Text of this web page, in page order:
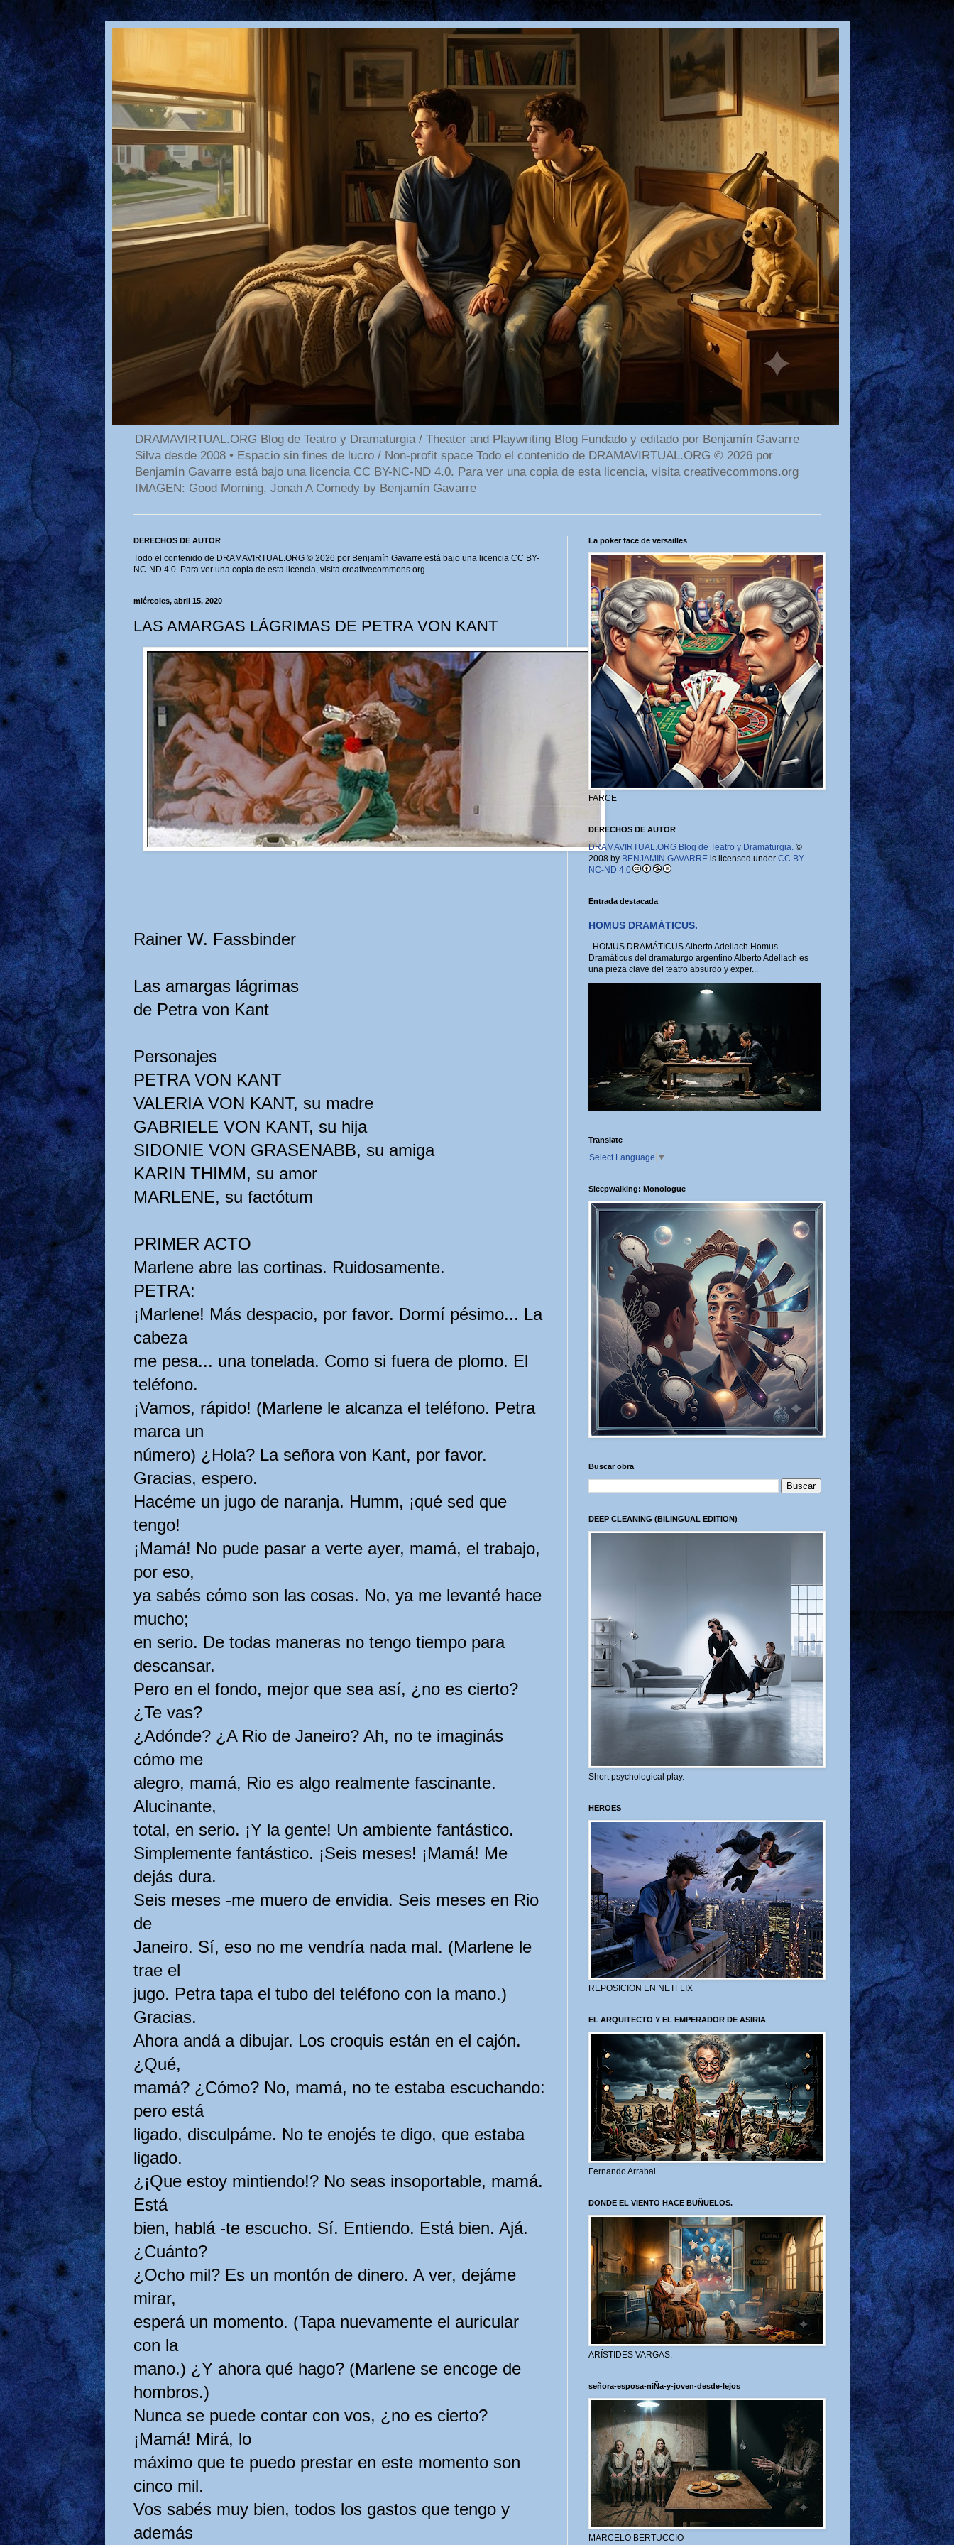
DRAMAVIRTUAL.ORG Blog de Teatro y Dramaturgia / Theater and Playwriting Blog Fundado y editado por Benjamín Gavarre
Silva desde 2008 • Espacio sin fines de lucro / Non-profit space Todo el contenido de DRAMAVIRTUAL.ORG © 2026 por
Benjamín Gavarre está bajo una licencia CC BY-NC-ND 4.0. Para ver una copia de esta licencia, visita creativecommons.org
IMAGEN: Good Morning, Jonah A Comedy by Benjamín Gavarre
DERECHOS DE AUTOR
Todo el contenido de DRAMAVIRTUAL.ORG © 2026 por Benjamín Gavarre está bajo una licencia CC BY-
NC-ND 4.0. Para ver una copia de esta licencia, visita creativecommons.org
miércoles, abril 15, 2020
LAS AMARGAS LÁGRIMAS DE PETRA VON KANT
Rainer W. Fassbinder
Las amargas lágrimas
de Petra von Kant
Personajes
PETRA VON KANT
VALERIA VON KANT, su madre
GABRIELE VON KANT, su hija
SIDONIE VON GRASENABB, su amiga
KARIN THIMM, su amor
MARLENE, su factótum
PRIMER ACTO
Marlene abre las cortinas. Ruidosamente.
PETRA:
¡Marlene! Más despacio, por favor. Dormí pésimo... La
cabeza
me pesa... una tonelada. Como si fuera de plomo. El
teléfono.
¡Vamos, rápido! (Marlene le alcanza el teléfono. Petra
marca un
número) ¿Hola? La señora von Kant, por favor.
Gracias, espero.
Hacéme un jugo de naranja. Humm, ¡qué sed que
tengo!
¡Mamá! No pude pasar a verte ayer, mamá, el trabajo,
por eso,
ya sabés cómo son las cosas. No, ya me levanté hace
mucho;
en serio. De todas maneras no tengo tiempo para
descansar.
Pero en el fondo, mejor que sea así, ¿no es cierto?
¿Te vas?
¿Adónde? ¿A Rio de Janeiro? Ah, no te imaginás
cómo me
alegro, mamá, Rio es algo realmente fascinante.
Alucinante,
total, en serio. ¡Y la gente! Un ambiente fantástico.
Simplemente fantástico. ¡Seis meses! ¡Mamá! Me
dejás dura.
Seis meses -me muero de envidia. Seis meses en Rio
de
Janeiro. Sí, eso no me vendría nada mal. (Marlene le
trae el
jugo. Petra tapa el tubo del teléfono con la mano.)
Gracias.
Ahora andá a dibujar. Los croquis están en el cajón.
¿Qué,
mamá? ¿Cómo? No, mamá, no te estaba escuchando:
pero está
ligado, disculpáme. No te enojés te digo, que estaba
ligado.
¿¡Que estoy mintiendo!? No seas insoportable, mamá.
Está
bien, hablá -te escucho. Sí. Entiendo. Está bien. Ajá.
¿Cuánto?
¿Ocho mil? Es un montón de dinero. A ver, dejáme
mirar,
esperá un momento. (Tapa nuevamente el auricular
con la
mano.) ¿Y ahora qué hago? (Marlene se encoge de
hombros.)
Nunca se puede contar con vos, ¿no es cierto?
¡Mamá! Mirá, lo
máximo que te puedo prestar en este momento son
cinco mil.
Vos sabés muy bien, todos los gastos que tengo y
además
La poker face de versailles
FARCE
DERECHOS DE AUTOR
DRAMAVIRTUAL.ORG Blog de Teatro y Dramaturgia.©
2008 by BENJAMIN GAVARREis licensed under CC BY-
NC-ND 4.0
Entrada destacada
HOMUS DRAMÁTICUS.
HOMUS DRAMÁTICUS Alberto Adellach Homus
Dramáticus del dramaturgo argentino Alberto Adellach es
una pieza clave del teatro absurdo y exper...
Translate
Select Language ▼
Sleepwalking: Monologue
Buscar obra
DEEP CLEANING (BILINGUAL EDITION)
Short psychological play.
HEROES
REPOSICION EN NETFLIX
EL ARQUITECTO Y EL EMPERADOR DE ASIRIA
Fernando Arrabal
DONDE EL VIENTO HACE BUÑUELOS.
ARÍSTIDES VARGAS.
señora-esposa-niÑa-y-joven-desde-lejos
MARCELO BERTUCCIO